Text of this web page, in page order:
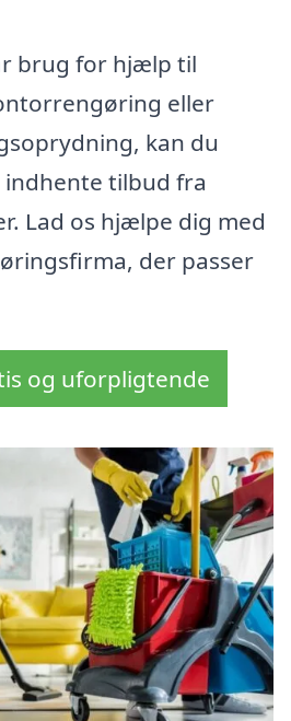
brug for hjælp til
eller
kan du
tilbud fra
Lad os hjælpe dig med
der passer
og uforpligtende